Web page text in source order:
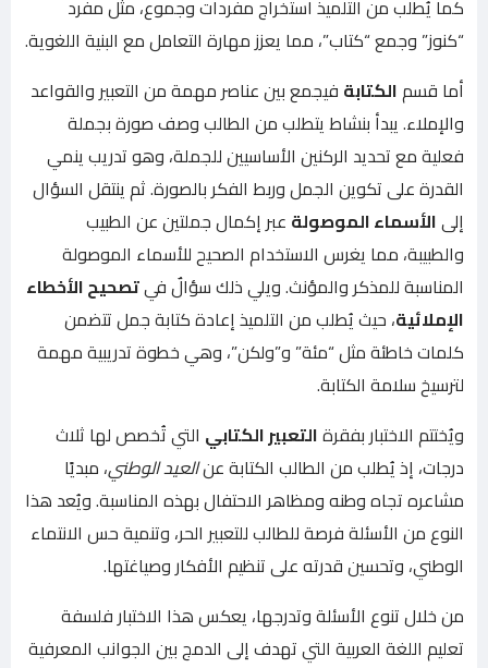
كما يُطلب من التلميذ استخراج مفردات وجموع، مثل مفرد
“كنوز” وجمع “كتاب”، مما يعزز مهارة التعامل مع البنية اللغوية.
أما قسمالكتابة فيجمع بين عناصر مهمة من التعبير والقواعد
والإملاء. يبدأ بنشاط يتطلب من الطالب وصف صورة بجملة
فعلية مع تحديد الركنين الأساسيين للجملة، وهو تدريب ينمي
القدرة على تكوين الجمل وربط الفكر بالصورة. ثم ينتقل السؤال
إلىالأسماء الموصولة عبر إكمال جملتين عن الطبيب
والطبيبة، مما يغرس الاستخدام الصحيح للأسماء الموصولة
المناسبة للمذكر والمؤنث. ويلي ذلك سؤالٌ فيتصحيح الأخطاء
الإملائية، حيث يُطلب من التلميذ إعادة كتابة جمل تتضمن
كلمات خاطئة مثل “مئة” و”ولكن”، وهي خطوة تدريبية مهمة
لترسيخ سلامة الكتابة.
ويُختتم الاختبار بفقرةالتعبير الكتابي التي تُخصص لها ثلاث
درجات، إذ يُطلب من الطالب الكتابة عنالعيد الوطني، مبديًا
مشاعره تجاه وطنه ومظاهر الاحتفال بهذه المناسبة. ويُعد هذا
النوع من الأسئلة فرصة للطالب للتعبير الحر، وتنمية حس الانتماء
الوطني، وتحسين قدرته على تنظيم الأفكار وصياغتها.
من خلال تنوع الأسئلة وتدرجها، يعكس هذا الاختبار فلسفة
تعليم اللغة العربية التي تهدف إلى الدمج بين الجوانب المعرفية